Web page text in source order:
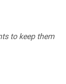
to keep them